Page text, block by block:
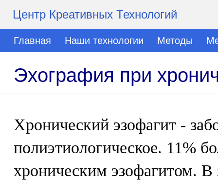
Центр Креативных Технологий
Главная Наши технологии Методы
Эхография при
Хронический эзофагит -
полиэтиологическое. 11%
хроническим эзофагитом. В